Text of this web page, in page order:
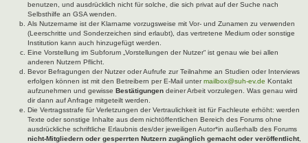
benutzen, und ausdrücklich nicht für solche, die sich privat auf der Suche nach
Selbsthilfe an GSA wenden.
Als Nutzername ist der Klarname vorzugsweise mit Vor- und Zunamen zu verwenden
(Leerschritte und Sonderzeichen sind erlaubt), das vertretene Medium oder sonstige
Institution kann auch hinzugefügt werden.
Eine Vorstellung im Subforum „Vorstellungen der Nutzer“ ist genau wie bei allen
anderen Nutzern Pflicht.
Bevor Befragungen der Nutzer oder Aufrufe zur Teilnahme an Studien oder Interviews
erfolgen können ist mit den Betreibern per E-Mail untermailbox@suh-ev.de Kontakt
aufzunehmen und gewisse Bestätigungen deiner Arbeit vorzulegen. Was genau wird
dir dann auf Anfrage mitgeteilt werden.
Die Vertragsstrafe für Verletzungen der Vertraulichkeit ist für Fachleute erhöht: werden
Texte oder sonstige Inhalte aus dem nichtöffentlichen Bereich des Forums ohne
ausdrückliche schriftliche Erlaubnis des/der jeweiligen Autor*in außerhalb des Forums
nicht-Mitgliedern oder gesperrten Nutzern zugänglich gemacht oder veröffentlicht,